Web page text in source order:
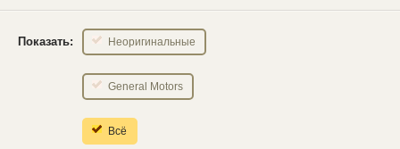
Показать: Неоригинальные
General Motors
Всё